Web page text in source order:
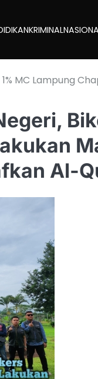
KRIMINAL
MC Lampung
Al-